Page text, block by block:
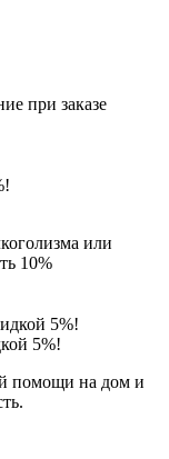
при заказе
или
10%
5%!
помощи на дом и